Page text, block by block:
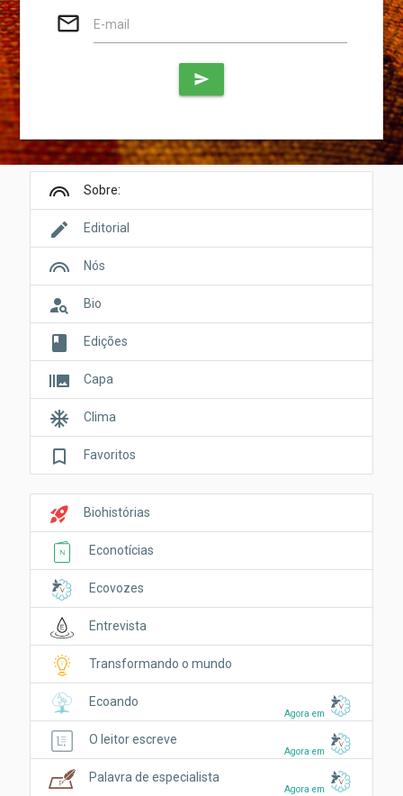
mail_outline E-mail
send
looks Sobre:
edit Editorial
looks Nós
person_search Bio
book Edições
burst_mode Capa
ac_unit Clima
bookmark_border Favoritos
rocket_launch Biohistórias
Econotícias
Ecovozes
Entrevista
Transformando o mundo
Agora em
Ecoando
Agora em
O leitor escreve
Agora em
Palavra de especialista